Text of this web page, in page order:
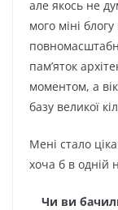
але якось не
мого міні
пам’яток
моментом, а
базу великої
Мені стало
хоча б в одній
Чи ви